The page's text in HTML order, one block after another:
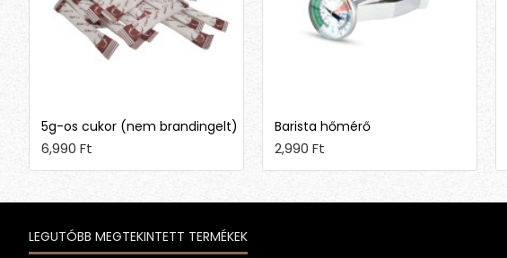
5g-os cukor (nem brandingelt)
6,990 Ft
Barista hőmérő
2,990 Ft
LEGUTÓBB MEGTEKINTETT TERMÉKEK